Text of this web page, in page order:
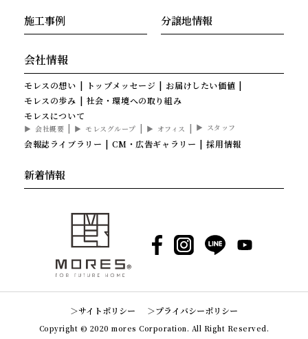
施工事例 分譲地情報
会社情報
モレスの想い トップメッセージ
お届けしたい価値
モレスの歩み
社会・環境への取り組み
モレスについて
会社概要 モレスグループ オフィス スタッフ
会報誌ライブラリー CM・広告ギャラリー 採用情報
新着情報
Facebook
Instagram
LINE YouTube
サイトポリシー プライバシーポリシー
Copyright © 2020 mores Corporation. All Right Reserved.